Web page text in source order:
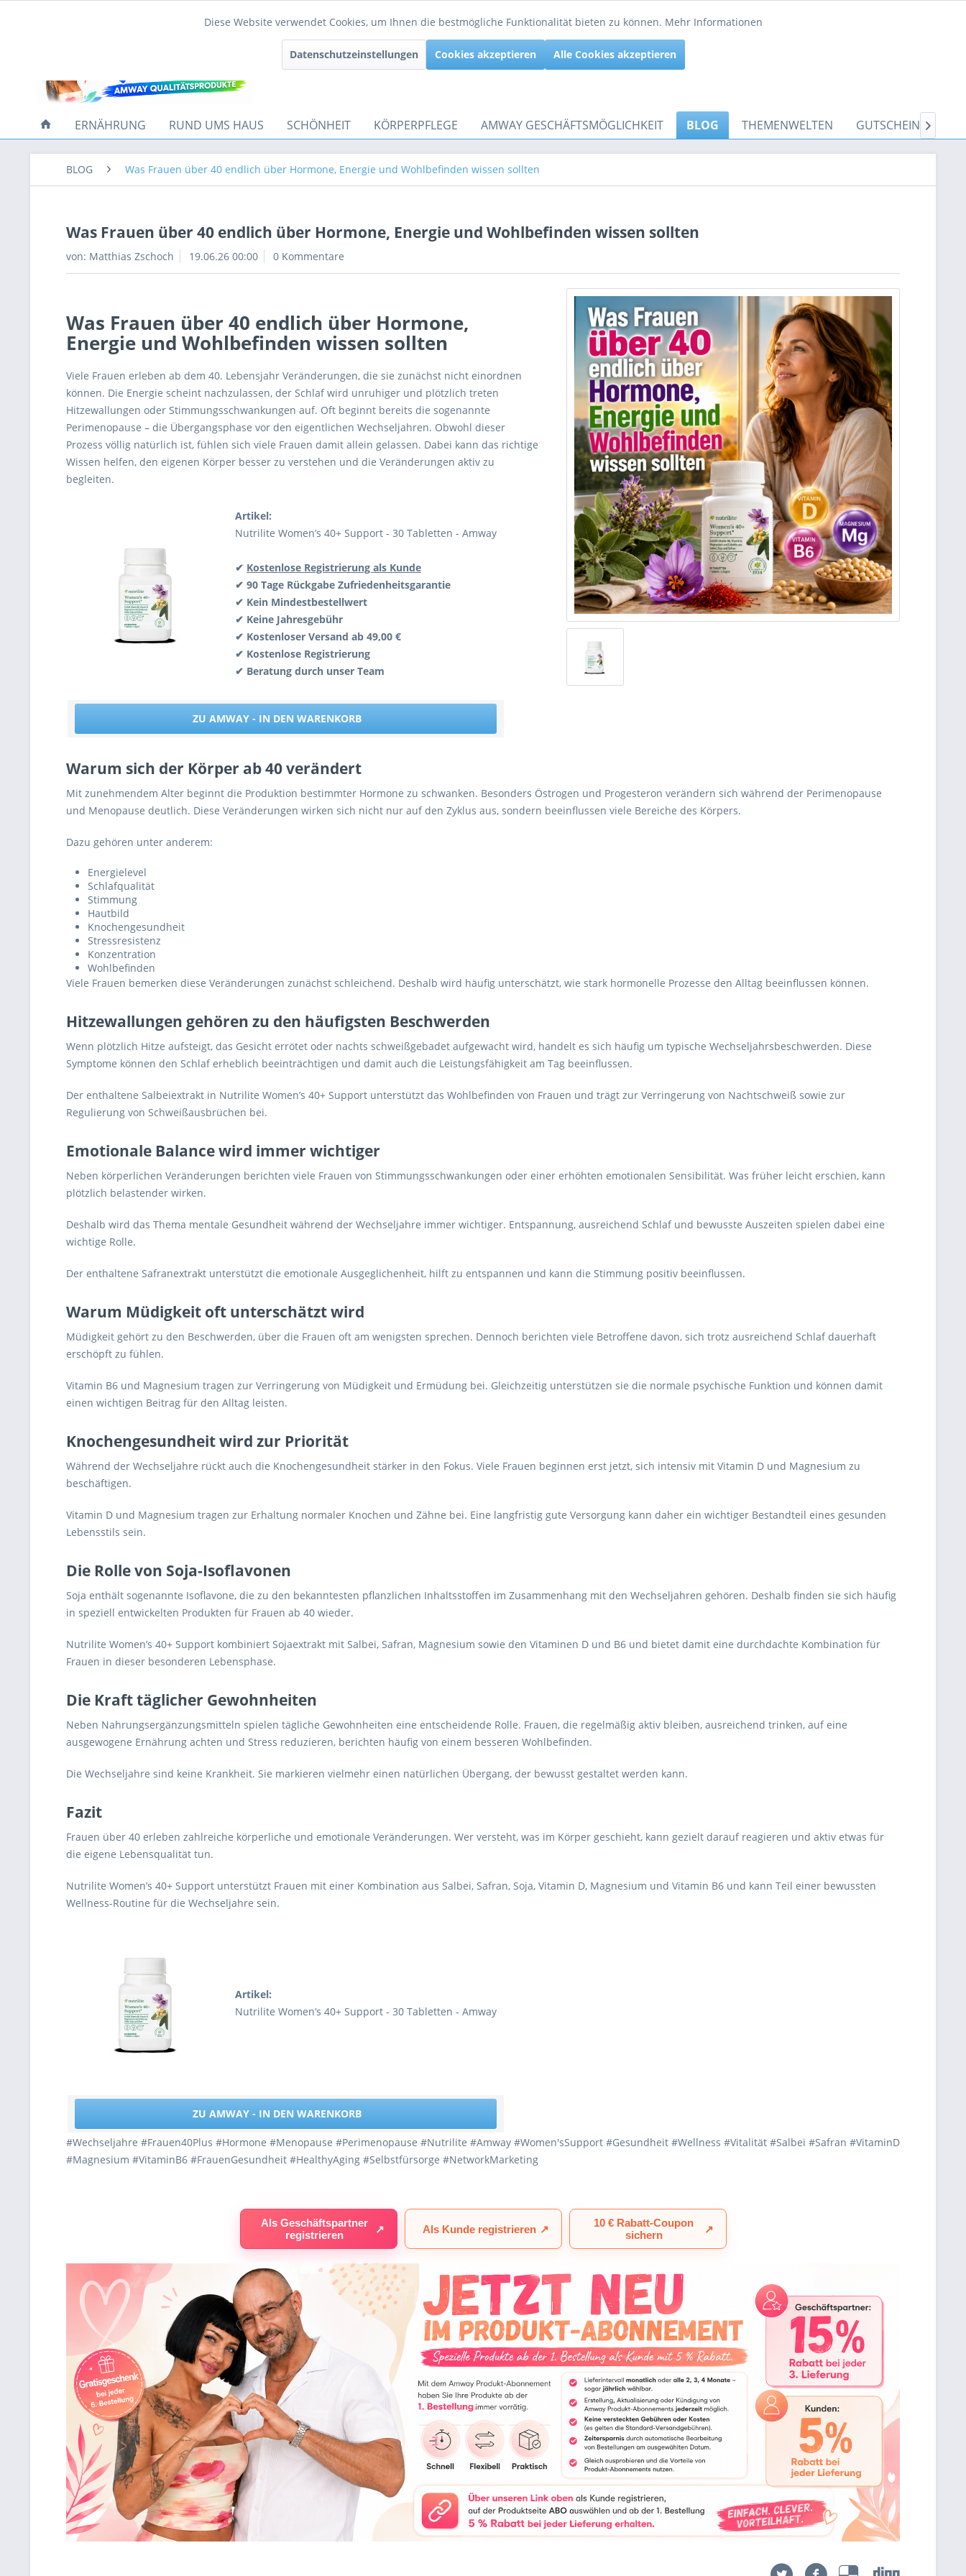
ERNÄHRUNG RUND UMS HAUS SCHÖNHEIT KÖRPERPFLEGE AMWAY GESCHÄFTSMÖGLICHKEIT BLOG THEMENWELTEN GUTSCHEINE
BLOG Was Frauen über 40 endlich über Hormone, Energie und Wohlbefinden wissen sollten
Was Frauen über 40 endlich über Hormone, Energie und Wohlbefinden wissen sollten
von: Matthias Zschoch 19.06.26 00:00 0 Kommentare
Was Frauen über 40 endlich über Hormone,
Energie und Wohlbefinden wissen sollten
Viele Frauen erleben ab dem 40. Lebensjahr Veränderungen, die sie zunächst nicht einordnen
können. Die Energie scheint nachzulassen, der Schlaf wird unruhiger und plötzlich treten
Hitzewallungen oder Stimmungsschwankungen auf. Oft beginnt bereits die sogenannte
Perimenopause – die Übergangsphase vor den eigentlichen Wechseljahren. Obwohl dieser
Prozess völlig natürlich ist, fühlen sich viele Frauen damit allein gelassen. Dabei kann das richtige
Wissen helfen, den eigenen Körper besser zu verstehen und die Veränderungen aktiv zu
begleiten.
Artikel:
Nutrilite Women’s 40+ Support - 30 Tabletten - Amway
✔ Kostenlose Registrierung als Kunde
✔ 90 Tage Rückgabe Zufriedenheitsgarantie
✔ Kein Mindestbestellwert
✔ Keine Jahresgebühr
✔ Kostenloser Versand ab 49,00 €
✔ Kostenlose Registrierung
✔ Beratung durch unser Team
ZU AMWAY - IN DEN WARENKORB
Warum sich der Körper ab 40 verändert
Mit zunehmendem Alter beginnt die Produktion bestimmter Hormone zu schwanken. Besonders Östrogen und Progesteron verändern sich während der Perimenopause
und Menopause deutlich. Diese Veränderungen wirken sich nicht nur auf den Zyklus aus, sondern beeinflussen viele Bereiche des Körpers.
Dazu gehören unter anderem:
Energielevel
Schlafqualität
Stimmung
Hautbild
Knochengesundheit
Stressresistenz
Konzentration
Wohlbefinden
Viele Frauen bemerken diese Veränderungen zunächst schleichend. Deshalb wird häufig unterschätzt, wie stark hormonelle Prozesse den Alltag beeinflussen können.
Hitzewallungen gehören zu den häufigsten Beschwerden
Wenn plötzlich Hitze aufsteigt, das Gesicht errötet oder nachts schweißgebadet aufgewacht wird, handelt es sich häufig um typische Wechseljahrsbeschwerden. Diese
Symptome können den Schlaf erheblich beeinträchtigen und damit auch die Leistungsfähigkeit am Tag beeinflussen.
Der enthaltene Salbeiextrakt in Nutrilite Women’s 40+ Support unterstützt das Wohlbefinden von Frauen und trägt zur Verringerung von Nachtschweiß sowie zur
Regulierung von Schweißausbrüchen bei.
Emotionale Balance wird immer wichtiger
Neben körperlichen Veränderungen berichten viele Frauen von Stimmungsschwankungen oder einer erhöhten emotionalen Sensibilität. Was früher leicht erschien, kann
plötzlich belastender wirken.
Deshalb wird das Thema mentale Gesundheit während der Wechseljahre immer wichtiger. Entspannung, ausreichend Schlaf und bewusste Auszeiten spielen dabei eine
wichtige Rolle.
Der enthaltene Safranextrakt unterstützt die emotionale Ausgeglichenheit, hilft zu entspannen und kann die Stimmung positiv beeinflussen.
Warum Müdigkeit oft unterschätzt wird
Müdigkeit gehört zu den Beschwerden, über die Frauen oft am wenigsten sprechen. Dennoch berichten viele Betroffene davon, sich trotz ausreichend Schlaf dauerhaft
erschöpft zu fühlen.
Vitamin B6 und Magnesium tragen zur Verringerung von Müdigkeit und Ermüdung bei. Gleichzeitig unterstützen sie die normale psychische Funktion und können damit
einen wichtigen Beitrag für den Alltag leisten.
Knochengesundheit wird zur Priorität
Während der Wechseljahre rückt auch die Knochengesundheit stärker in den Fokus. Viele Frauen beginnen erst jetzt, sich intensiv mit Vitamin D und Magnesium zu
beschäftigen.
Vitamin D und Magnesium tragen zur Erhaltung normaler Knochen und Zähne bei. Eine langfristig gute Versorgung kann daher ein wichtiger Bestandteil eines gesunden
Lebensstils sein.
Die Rolle von Soja-Isoflavonen
Soja enthält sogenannte Isoflavone, die zu den bekanntesten pflanzlichen Inhaltsstoffen im Zusammenhang mit den Wechseljahren gehören. Deshalb finden sie sich häufig
in speziell entwickelten Produkten für Frauen ab 40 wieder.
Nutrilite Women’s 40+ Support kombiniert Sojaextrakt mit Salbei, Safran, Magnesium sowie den Vitaminen D und B6 und bietet damit eine durchdachte Kombination für
Frauen in dieser besonderen Lebensphase.
Die Kraft täglicher Gewohnheiten
Neben Nahrungsergänzungsmitteln spielen tägliche Gewohnheiten eine entscheidende Rolle. Frauen, die regelmäßig aktiv bleiben, ausreichend trinken, auf eine
ausgewogene Ernährung achten und Stress reduzieren, berichten häufig von einem besseren Wohlbefinden.
Die Wechseljahre sind keine Krankheit. Sie markieren vielmehr einen natürlichen Übergang, der bewusst gestaltet werden kann.
Fazit
Frauen über 40 erleben zahlreiche körperliche und emotionale Veränderungen. Wer versteht, was im Körper geschieht, kann gezielt darauf reagieren und aktiv etwas für
die eigene Lebensqualität tun.
Nutrilite Women’s 40+ Support unterstützt Frauen mit einer Kombination aus Salbei, Safran, Soja, Vitamin D, Magnesium und Vitamin B6 und kann Teil einer bewussten
Wellness-Routine für die Wechseljahre sein.
Artikel:
Nutrilite Women’s 40+ Support - 30 Tabletten - Amway
ZU AMWAY - IN DEN WARENKORB
#Wechseljahre #Frauen40Plus #Hormone #Menopause #Perimenopause #Nutrilite #Amway #Women'sSupport #Gesundheit #Wellness #Vitalität #Salbei #Safran #VitaminD
#Magnesium #VitaminB6 #FrauenGesundheit #HealthyAging #Selbstfürsorge #NetworkMarketing
Als Geschäftspartner
registrieren
↗ Als Kunde registrieren ↗
10 € Rabatt-Coupon
sichern
↗
Diese Website verwendet Cookies, um Ihnen die bestmögliche Funktionalität bieten zu können. Mehr Informationen
Datenschutzeinstellungen Cookies akzeptieren Alle Cookies akzeptieren